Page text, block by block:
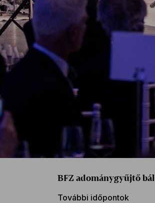
BFZ adománygyűjtő bál
További időpontok